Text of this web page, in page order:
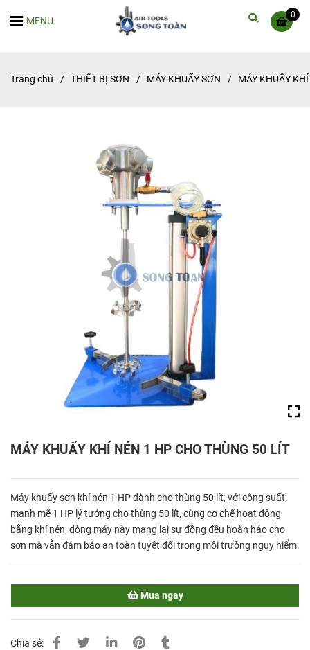
0
MENU
Trang chủ / THIẾT BỊ SƠN / MÁY KHUẤY SƠN / MÁY KHUẤY
MÁY KHUẤY KHÍ NÉN 1 HP CHO THÙNG 50 LÍT
Máy khuấy sơn khí nén 1 HP dành cho thùng 50 lít, với công suất
mạnh mẽ 1 HP lý tưởng cho thùng 50 lít, cùng cơ chế hoạt động
bằng khí nén, dòng máy này mang lại sự đồng đều hoàn hảo cho
sơn mà vẫn đảm bảo an toàn tuyệt đối trong môi trường nguy hiểm.
Mua ngay
Chia sẻ: